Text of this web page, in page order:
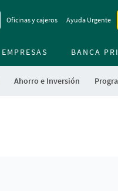
to
Oficinas y cajeros Ayuda Urgente
Ahorro e Inversión
EMPRESAS BANCA